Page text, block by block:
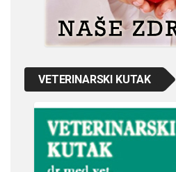
VETERINARSKI KUTAK